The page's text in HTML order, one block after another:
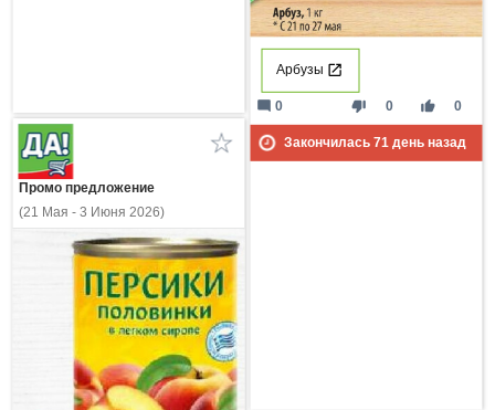
Арбузы
thumb_down 0 thumb_up 0
mode_comment 0
Закончилась 71день назад
Промо предложение
(21 Мая - 3 Июня 2026)